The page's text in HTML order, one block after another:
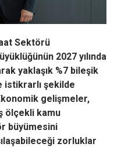
Sektörü
2027 yılında
yaklaşık %7 bileşik
istikrarlı şekilde
gelişmeler,
ölçekli kamu
büyümesini
zorluklar